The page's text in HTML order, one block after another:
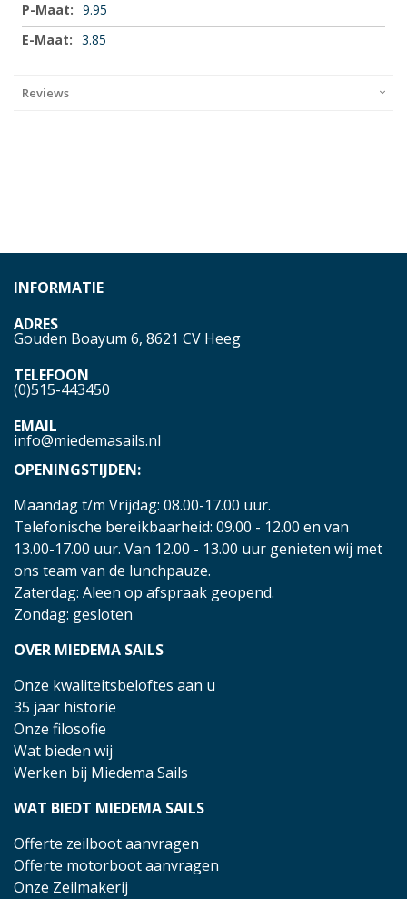
9.95
3.85
Reviews
INFORMATIE
ADRES
Gouden Boayum 6, 8621 CV Heeg
TELEFOON
(0)515-443450
EMAIL
info@miedemasails.nl
OPENINGSTIJDEN:
Maandag t/m Vrijdag: 08.00-17.00 uur.
Telefonische bereikbaarheid: 09.00 - 12.00 en van
13.00-17.00 uur. Van 12.00 - 13.00 uur genieten wij met
ons team van de lunchpauze.
Zaterdag: Aleen op afspraak geopend.
Zondag: gesloten
OVER MIEDEMA SAILS
Onze kwaliteitsbeloftes aan u
35 jaar historie
Onze filosofie
Wat bieden wij
Werken bij Miedema Sails
WAT BIEDT MIEDEMA SAILS
Offerte zeilboot aanvragen
Offerte motorboot aanvragen
Onze Zeilmakerij